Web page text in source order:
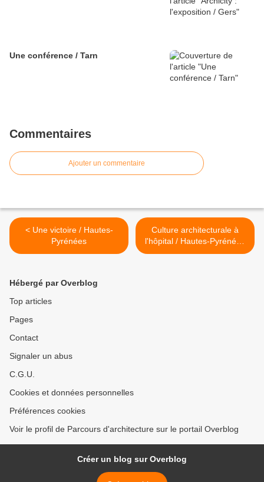
Une conférence / Tarn
Commentaires
Ajouter un commentaire
< Une victoire / Hautes-
Pyrénées
Culture architecturale à
l'hôpital / Hautes-Pyrénées
>
Hébergé par Overblog
Top articles
Pages
Contact
Signaler un abus
C.G.U.
Cookies et données personnelles
Préférences cookies
Voir le profil de Parcours d'architecture sur le portail Overblog
Créer un blog sur Overblog